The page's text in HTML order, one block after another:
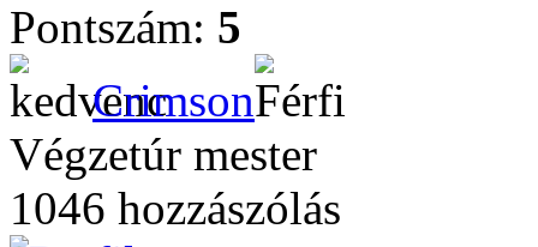
Pontszám: 5
Crimson
Végzetúr mester
1046 hozzászólás